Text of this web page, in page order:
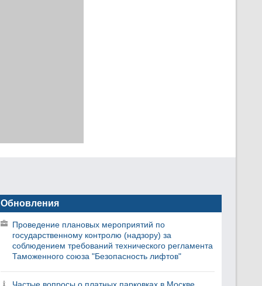
Обновления
Проведение плановых мероприятий по
государственному контролю (надзору) за
соблюдением требований технического регламента
Таможенного союза "Безопасность лифтов"